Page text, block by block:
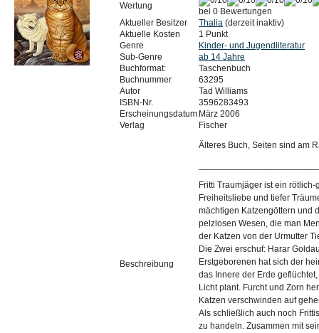
Wertung
bei 0 Bewertungen
Aktueller Besitzer
Thalia (derzeit inaktiv)
Aktuelle Kosten
1 Punkt
Genre
Kinder- und Jugendliteratur
Sub-Genre
ab 14 Jahre
Buchformat:
Taschenbuch
Buchnummer
63295
Autor
Tad Williams
ISBN-Nr.
3596283493
Erscheinungsdatum März 2006
Verlag
Fischer
Beschreibung
Älteres Buch, Seiten sind am
Fritti Traumjäger ist ein
Freiheitsliebe und tiefer
mächtigen Katzengöttern und
pelzlosen Wesen, die man
der Katzen von der Urmutter
Die Zwei erschuf: Harar
Erstgeborenen hat sich der
das Innere der Erde
Licht plant. Furcht und Zorn
Katzen verschwinden auf
Als schließlich auch noch
zu handeln. Zusammen mit